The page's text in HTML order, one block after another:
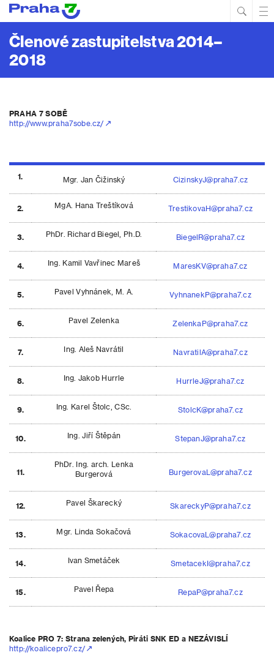
Členové zastupitelstva 2014–
2018
PRAHA 7 SOBĚ
http://www.praha7sobe.cz/
1. Mgr. Jan Čižinský CizinskyJ@praha7.cz
2. MgA. Hana Treštíková TrestikovaH@praha7.cz
3. PhDr. Richard Biegel, Ph.D. BiegelR@praha7.cz
4. Ing. Kamil Vavřinec Mareš MaresKV@praha7.cz
5. Pavel Vyhnánek, M. A. VyhnanekP@praha7.cz
6. Pavel Zelenka ZelenkaP@praha7.cz
7. Ing. Aleš Navrátil NavratilA@praha7.cz
8. Ing. Jakob Hurrle HurrleJ@praha7.cz
9. Ing. Karel Štolc, CSc. StolcK@praha7.cz
10. Ing. Jiří Štěpán StepanJ@praha7.cz
11.
PhDr. Ing. arch. Lenka
Burgerová
BurgerovaL@praha7.cz
12. Pavel Škarecký SkareckyP@praha7.cz
13. Mgr. Linda Sokačová SokacovaL@praha7.cz
14. Ivan Smetáček SmetacekI@praha7.cz
15. Pavel Řepa RepaP@praha7.cz
Koalice PRO 7: Strana zelených, Piráti SNK ED a NEZÁVISLÍ
http://koalicepro7.cz/